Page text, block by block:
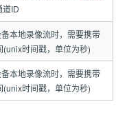
道ID
本地录像流时，需要携带
(unix时间戳，单位为秒)
本地录像流时，需要携带
(unix时间戳，单位为秒)